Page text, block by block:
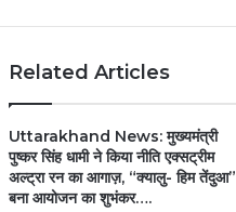
Related Articles
Uttarakhand News: मुख्यमंत्री
पुष्कर सिंह धामी ने किया नीति एक्सट्रीम
अल्ट्रा रन का आगाज़, “क्यालु- हिम तेंदुआ”
बना आयोजन का शुभंकर….